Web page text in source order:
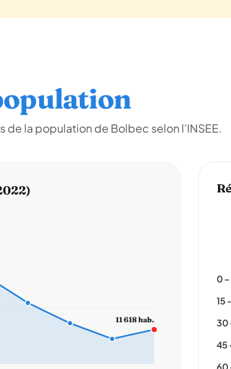
la population de Bolbec selon l'INSEE.
11 618 hab.
0 –
15
30
45